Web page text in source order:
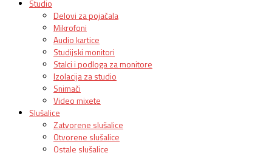
Studio
Delovi za pojačala
Mikrofoni
Audio kartice
Studijski monitori
Stalci i podloga za monitore
Izolacija za studio
Snimači
Video mixete
Slušalice
Zatvorene slušalice
Otvorene slušalice
Ostale slušalice